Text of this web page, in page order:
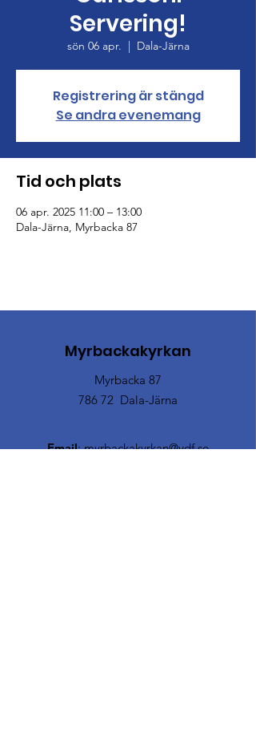
Servering!
sön 06 apr.
  |
Dala-Järna
Registrering är stängd
Se andra evenemang
Tid och plats
06 apr. 2025 11:00 – 13:00
Dala-Järna, Myrbacka 87
Myrbackakyrkan
Myrbacka 87
786 72 Dala-Järna
Email:myrbackakyrkan@vdf.se